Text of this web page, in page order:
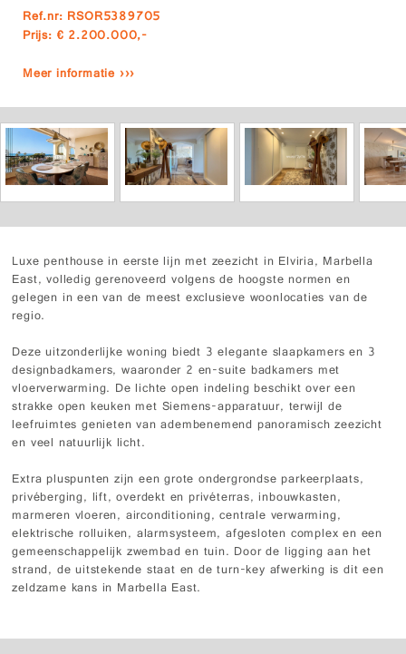
Ref.nr: RSOR5389705
Prijs: € 2.200.000,-
Meer informatie ›››
Luxe penthouse in eerste lijn met zeezicht in Elviria, Marbella
East, volledig gerenoveerd volgens de hoogste normen en
gelegen in een van de meest exclusieve woonlocaties van de
regio.
Deze uitzonderlijke woning biedt 3 elegante slaapkamers en 3
designbadkamers, waaronder 2 en-suite badkamers met
vloerverwarming. De lichte open indeling beschikt over een
strakke open keuken met Siemens-apparatuur, terwijl de
leefruimtes genieten van adembenemend panoramisch zeezicht
en veel natuurlijk licht.
Extra pluspunten zijn een grote ondergrondse parkeerplaats,
privéberging, lift, overdekt en privéterras, inbouwkasten,
marmeren vloeren, airconditioning, centrale verwarming,
elektrische rolluiken, alarmsysteem, afgesloten complex en een
gemeenschappelijk zwembad en tuin. Door de ligging aan het
strand, de uitstekende staat en de turn-key afwerking is dit een
zeldzame kans in Marbella East.